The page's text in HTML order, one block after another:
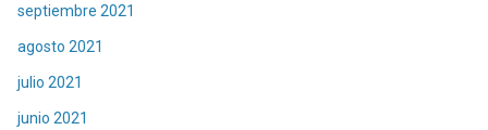
septiembre 2021
agosto 2021
julio 2021
junio 2021